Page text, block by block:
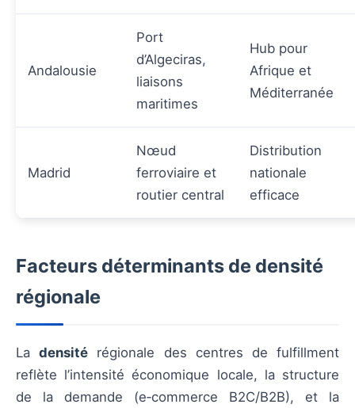
Andalousie
Port
d’Algeciras,
liaisons
maritimes
Hub pour
Afrique et
Méditerranée
Madrid
Nœud
ferroviaire et
routier central
Distribution
nationale
efficace
Facteurs déterminants de densité
régionale
Ladensité régionale des centres de fulfillment
reflète l’intensité économique locale, la structure
de la demande (e‑commerce B2C/B2B), et la